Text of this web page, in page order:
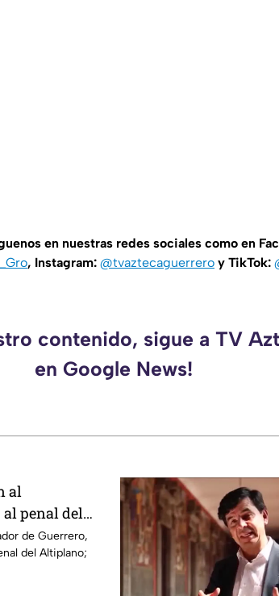
en nuestras redes sociales como en
, Instagram: @tvaztecaguerrero y TikTok:
contenido, sigue a TV
en Google News!
al
penal del
de Guerrero,
del Altiplano;